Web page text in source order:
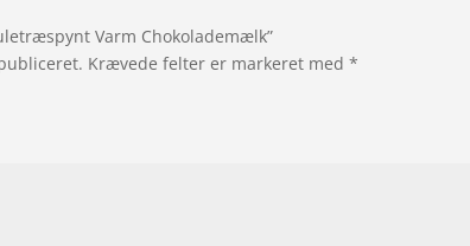
Varm Chokolademælk”
Krævede felter er markeret med*